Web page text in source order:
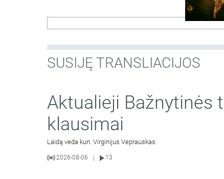
SUSIJĘ TRANSLIACIJOS
Aktualieji Bažnytinės
klausimai
Laidą veda kun. Virginijus Veprauskas.
2026-08-06 13